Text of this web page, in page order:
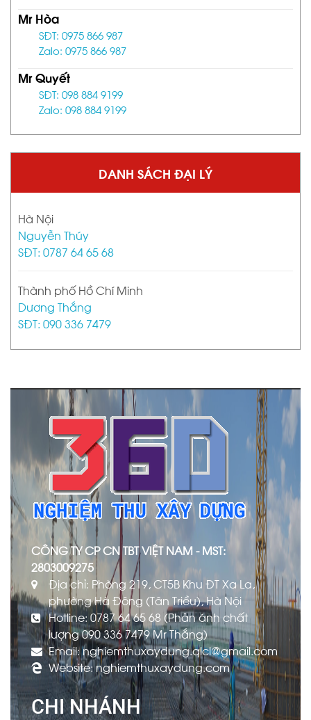
Mr Hòa
SĐT: 0975 866 987
Zalo: 0975 866 987
Mr Quyết
SĐT: 098 884 9199
Zalo: 098 884 9199
DANH SÁCH ĐẠI LÝ
Hà Nội
Nguyễn Thúy
SĐT: 0787 64 65 68
Thành phố Hồ Chí Minh
Dương Thắng
SĐT: 090 336 7479
CÔNG TY CP CN TBT VIỆT NAM - MST:
2803009275
Địa chỉ: Phòng 219, CT5B Khu ĐT Xa La,
phường Hà Đông (Tân Triều), Hà Nội
Hotline: 0787 64 65 68 (Phản ánh chất
lượng 090 336 7479 Mr Thắng)
Email: nghiemthuxaydung.qlcl@gmail.com
Website: nghiemthuxaydung.com
CHI NHÁNH